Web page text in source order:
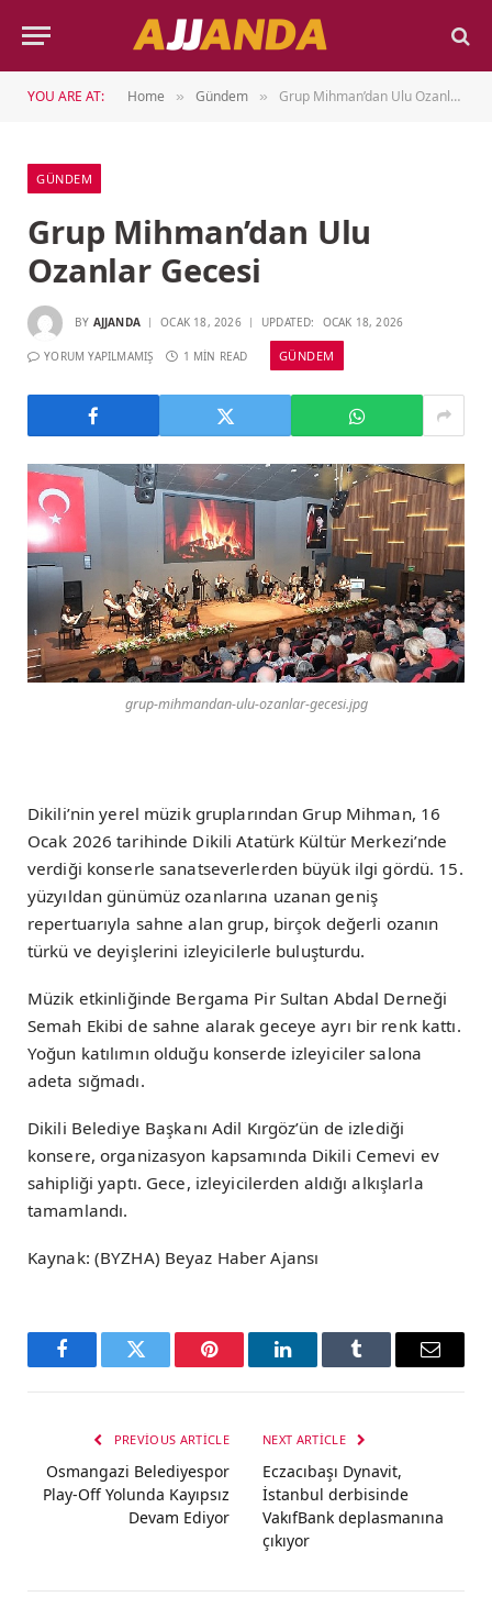
YOU ARE AT: Home » Gündem » Grup Mihman’dan Ulu Ozanlar Gecesi
GÜNDEM
Grup Mihman’dan Ulu
Ozanlar Gecesi
BY AJJANDA OCAK 18, 2026 UPDATED: OCAK 18, 2026
YORUM YAPILMAMIŞ 1 MIN READ GÜNDEM
grup-mihmandan-ulu-ozanlar-gecesi.jpg
Dikili’nin yerel müzik gruplarından Grup Mihman, 16
Ocak 2026 tarihinde Dikili Atatürk Kültür Merkezi’nde
verdiği konserle sanatseverlerden büyük ilgi gördü. 15.
yüzyıldan günümüz ozanlarına uzanan geniş
repertuarıyla sahne alan grup, birçok değerli ozanın
türkü ve deyişlerini izleyicilerle buluşturdu.
Müzik etkinliğinde Bergama Pir Sultan Abdal Derneği
Semah Ekibi de sahne alarak geceye ayrı bir renk kattı.
Yoğun katılımın olduğu konserde izleyiciler salona
adeta sığmadı.
Dikili Belediye Başkanı Adil Kırgöz’ün de izlediği
konsere, organizasyon kapsamında Dikili Cemevi ev
sahipliği yaptı. Gece, izleyicilerden aldığı alkışlarla
tamamlandı.
Kaynak: (BYZHA) Beyaz Haber Ajansı
FacebookTwitter Pinterest LinkedInTumblr Email
PREVIOUS ARTICLE
Osmangazi Belediyespor
Play-Off Yolunda Kayıpsız
Devam Ediyor
NEXT ARTICLE
Eczacıbaşı Dynavit,
İstanbul derbisinde
VakıfBank deplasmanına
çıkıyor